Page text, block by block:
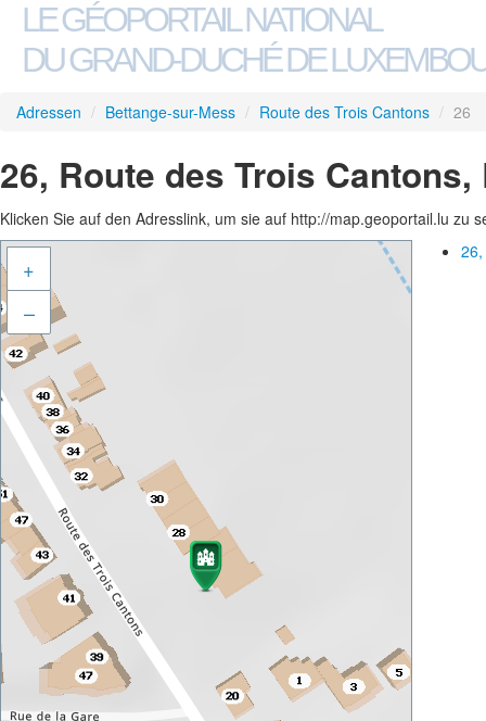
LE GÉOPORTAIL NATIONAL
DU GRAND-DUCHÉ DE
Adressen / Bettange-sur-Mess / Route des Trois Cantons / 26
26, Route des Trois
Klicken Sie auf den Adresslink, um sie auf http://map.geoportail.lu zu
+
–